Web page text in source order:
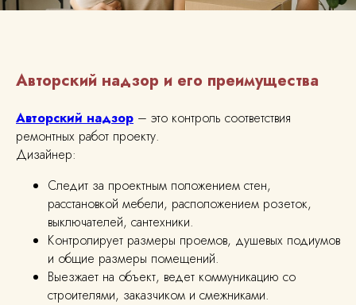
Авторский надзор и его преимущества
Авторский надзор – это контроль соответствия
ремонтных работ проекту.
Дизайнер:
Следит за проектным положением стен,
расстановкой мебели, расположением розеток,
выключателей, сантехники.
Контролирует размеры проемов, душевых подиумов
и общие размеры помещений.
Выезжает на объект, ведет коммуникацию со
строителями, заказчиком и смежниками.